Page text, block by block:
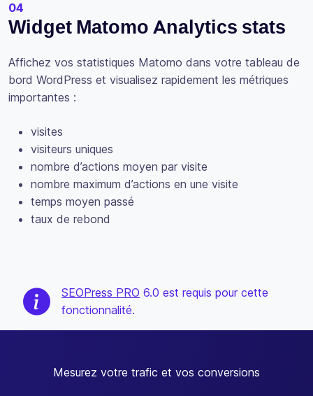
04
Widget Matomo Analytics stats
Affichez vos statistiques Matomo dans votre tableau de
bord WordPress et visualisez rapidement les métriques
importantes :
visites
visiteurs uniques
nombre d’actions moyen par visite
nombre maximum d’actions en une visite
temps moyen passé
taux de rebond
SEOPress PRO 6.0 est requis pour cette
fonctionnalité.
Mesurez votre trafic et vos conversions